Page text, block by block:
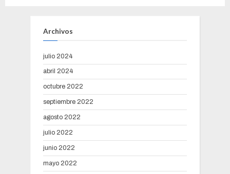
Archivos
julio 2024
abril 2024
octubre 2022
septiembre 2022
agosto 2022
julio 2022
junio 2022
mayo 2022